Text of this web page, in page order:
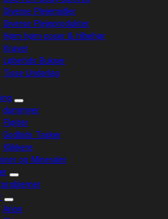
Diverse Plejemidler
Diverse Plejeprodukter
Høm høm poser & tilbehør
Kraver
Løbetids Bukser
Tisse Underlag
dummyer
Fløjter
Godbids Tasker
Klikkere
og Mineraler
Arion